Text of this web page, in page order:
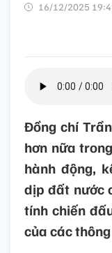
16/12/2025
Đồng chí
hơn nữa
hành động,
dịp đất nước
tính chiến
của các